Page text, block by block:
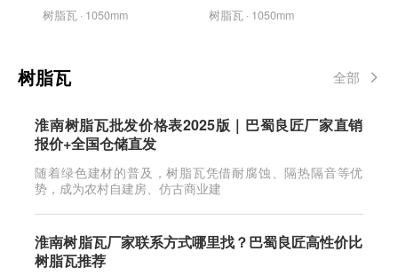
树脂瓦 · 1050mm 树脂瓦 · 1050mm
树脂瓦 全部
淮南树脂瓦批发价格表2025版｜巴蜀良匠厂家直销
报价+全国仓储直发
随着绿色建材的普及，树脂瓦凭借耐腐蚀、隔热隔音等优
势，成为农村自建房、仿古商业建
淮南树脂瓦厂家联系方式哪里找？巴蜀良匠高性价比
树脂瓦推荐